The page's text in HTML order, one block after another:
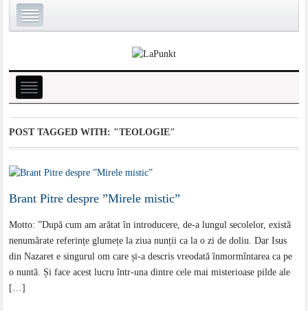
POST TAGGED WITH: "TEOLOGIE"
Brant Pitre despre ”Mirele mistic”
Motto: ”După cum am arătat în introducere, de-a lungul secolelor, există
nenumărate referințe glumețe la ziua nunții ca la o zi de doliu. Dar Isus
din Nazaret e singurul om care și-a descris vreodată înmormîntarea ca pe
o nuntă. Și face acest lucru într-una dintre cele mai misterioase pilde ale
[…]